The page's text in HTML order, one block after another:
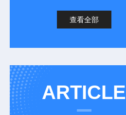
查看全部
ARTICLE